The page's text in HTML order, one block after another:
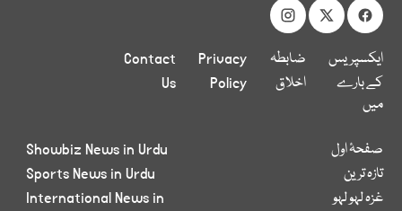
ایکسپریس
کے بارے
میں
ضابطہ
اخلاق
Privacy
Policy
Contact
Us
صفحۂ اول
تازہ ترین
غزہ لہو لہو
Showbiz News in Urdu
Sports News in Urdu
International News in